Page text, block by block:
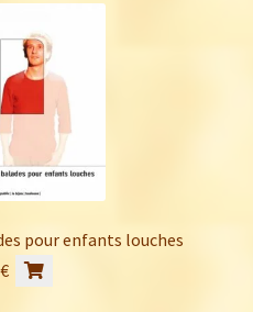
pour enfants louches
€